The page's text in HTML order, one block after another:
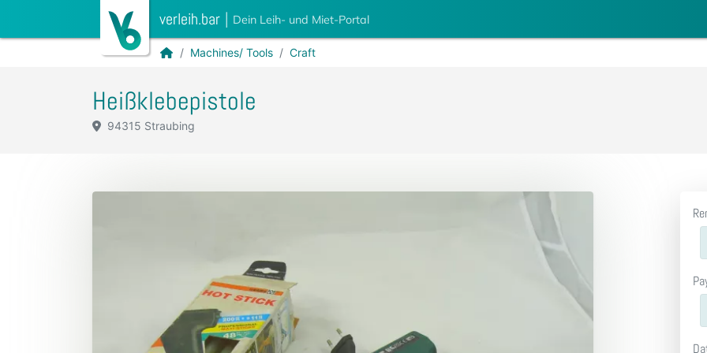
verleih.bar | Dein Leih- und Miet-Portal
Machines/ Tools Craft
Heißklebepistole
94315 Straubing